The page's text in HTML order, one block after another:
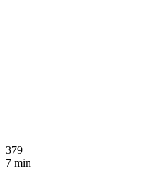
379
7 min